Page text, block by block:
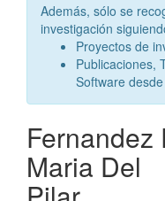
Además, sólo se
investigación
Proyectos de
Publicaciones,
Software
Fernandez
Maria Del